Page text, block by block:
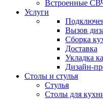
Встроенные
Услуги
Вызов
Сборка
Доставка
Укладка
Дизайн-
Столы и стулья
Стулья
Столы для